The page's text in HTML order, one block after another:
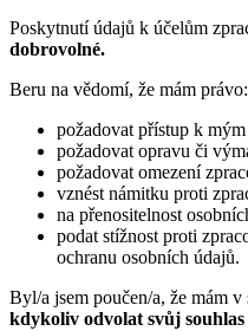
Poskytnutí údajů k účelům
dobrovolné.
Beru na vědomí, že mám právo:
požadovat přístup k
požadovat opravu či
požadovat omezení
vznést námitku proti
na přenositelnost
podat stížnost proti
ochranu osobních údajů.
Byl/a jsem poučen/a, že mám
kdykoliv odvolat svůj souhlas